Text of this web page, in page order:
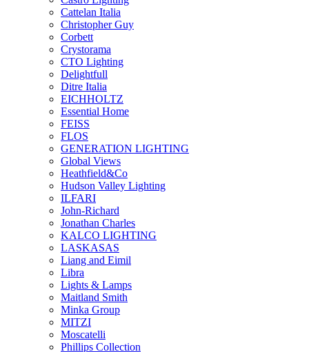
Cattelan Italia
Christopher Guy
Corbett
Crystorama
CTO Lighting
Delightfull
Ditre Italia
EICHHOLTZ
Essential Home
FEISS
FLOS
GENERATION LIGHTING
Global Views
Heathfield&Co
Hudson Valley Lighting
ILFARI
John-Richard
Jonathan Charles
KALCO LIGHTING
LASKASAS
Liang and Eimil
Libra
Lights & Lamps
Maitland Smith
Minka Group
MITZI
Moscatelli
Phillips Collection